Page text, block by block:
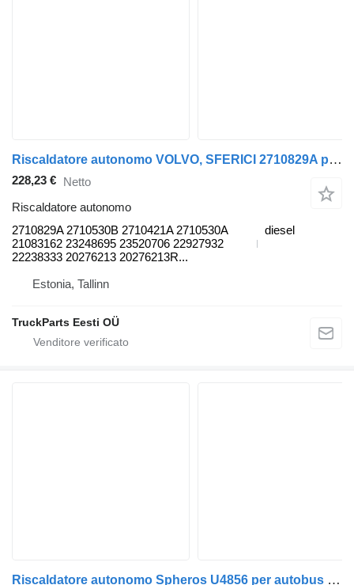
Riscaldatore autonomo VOLVO, SFERICI 2710829A per autobus Volvo B6, B7, B9, B10, B12 bus (1978-2011)
228,23 € Netto
Riscaldatore autonomo
2710829A 2710530B 2710421A 2710530A
21083162 23248695 23520706 22927932
22238333 20276213 20276213R...
diesel
Estonia, Tallinn
TruckParts Eesti OÜ
Riscaldatore autonomo Spheros U4856 per autobus Volvo B7, B8, B9, B12 bus (2005-)